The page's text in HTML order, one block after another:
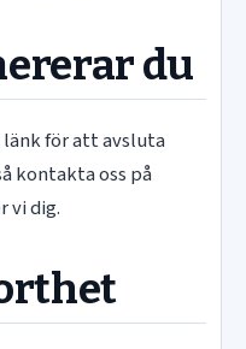
du
länk för att avsluta
kontakta oss på
vi dig.